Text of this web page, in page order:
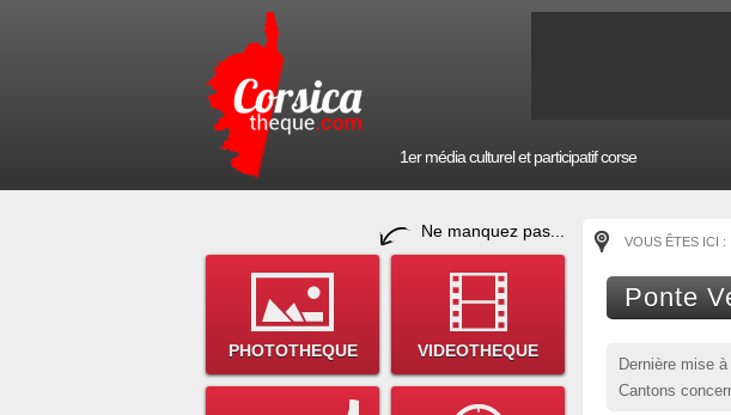
1er média culturel et participatif corse
Ne manquez pas...
PHOTOTHEQUE VIDEOTHEQUE
VOUS ÊTES ICI :
Ponte
Dernière mise
Cantons